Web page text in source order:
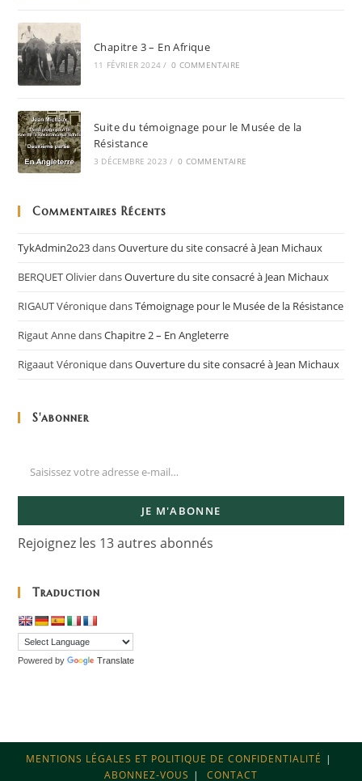
Chapitre 3 – En Afrique
11 FÉVRIER 2024 / 0 COMMENTAIRE
Suite du témoignage pour le Musée de la
Résistance
3 DÉCEMBRE 2023 / 0 COMMENTAIRE
Commentaires Récents
TykAdmin2o23dansOuverture du site consacré à Jean Michaux
BERQUET OlivierdansOuverture du site consacré à Jean Michaux
RIGAUT VéroniquedansTémoignage pour le Musée de la Résistance
Rigaut AnnedansChapitre 2 – En Angleterre
Rigaaut VéroniquedansOuverture du site consacré à Jean Michaux
S'abonner
JE M'ABONNE
Rejoignez les 13 autres abonnés
Traduction
Powered by Translate
MENTIONS LÉGALES ET POLITIQUE DE CONFIDENTIALITÉ
ABONNEZ-VOUS
CONTACT